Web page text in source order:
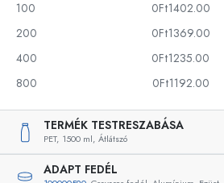
100
0Ft1402.00
200
0Ft1369.00
400
0Ft1235.00
800
0Ft1192.00
TERMÉK TESTRESZABÁSA
PET, 1500 ml, Átlátszó
ADAPT FEDÉL